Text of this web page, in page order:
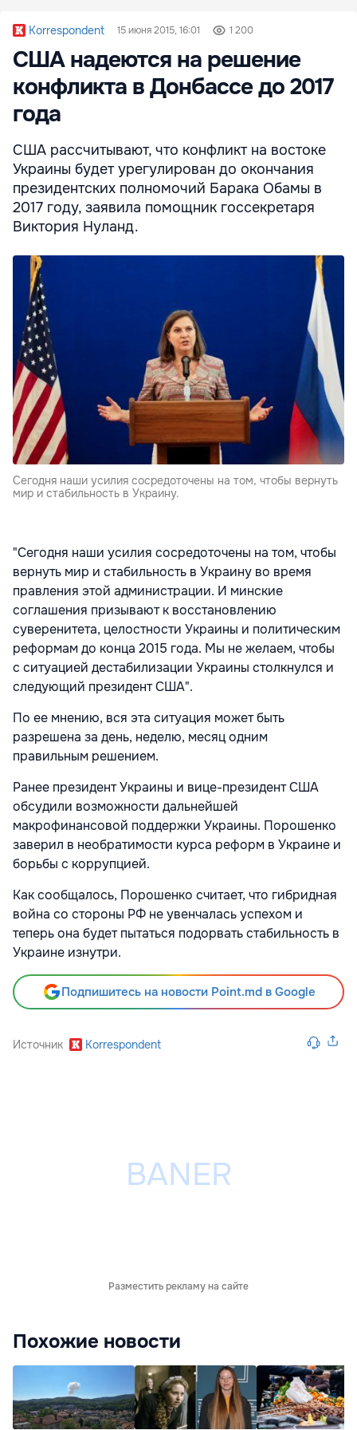
Korrespondent 15 июня 2015, 16:01 1 200
США надеются на решение
конфликта в Донбассе до 2017
года
США рассчитывают, что конфликт на востоке
Украины будет урегулирован до окончания
президентских полномочий Барака Обамы в
2017 году, заявила помощник госсекретаря
Виктория Нуланд.
Сегодня наши усилия сосредоточены на том, чтобы вернуть
мир и стабильность в Украину.
"Сегодня наши усилия сосредоточены на том, чтобы
вернуть мир и стабильность в Украину во время
правления этой администрации. И минские
соглашения призывают к восстановлению
суверенитета, целостности Украины и политическим
реформам до конца 2015 года. Мы не желаем, чтобы
с ситуацией дестабилизации Украины столкнулся и
следующий президент США".
По ее мнению, вся эта ситуация может быть
разрешена за день, неделю, месяц одним
правильным решением.
Ранее президент Украины и вице-президент США
обсудили возможности дальнейшей
макрофинансовой поддержки Украины. Порошенко
заверил в необратимости курса реформ в Украине и
борьбы с коррупцией.
Как сообщалось, Порошенко считает, что гибридная
война со стороны РФ не увенчалась успехом и
теперь она будет пытаться подорвать стабильность в
Украине изнутри.
Подпишитесь на новости Point.md в Google
Источник Korrespondent
Разместить рекламу на сайте
Похожие новости